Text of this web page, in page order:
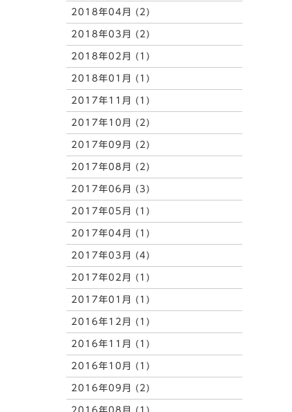
2018年04月 (2)
2018年03月 (2)
2018年02月 (1)
2018年01月 (1)
2017年11月 (1)
2017年10月 (2)
2017年09月 (2)
2017年08月 (2)
2017年06月 (3)
2017年05月 (1)
2017年04月 (1)
2017年03月 (4)
2017年02月 (1)
2017年01月 (1)
2016年12月 (1)
2016年11月 (1)
2016年10月 (1)
2016年09月 (2)
2016年08月 (1)